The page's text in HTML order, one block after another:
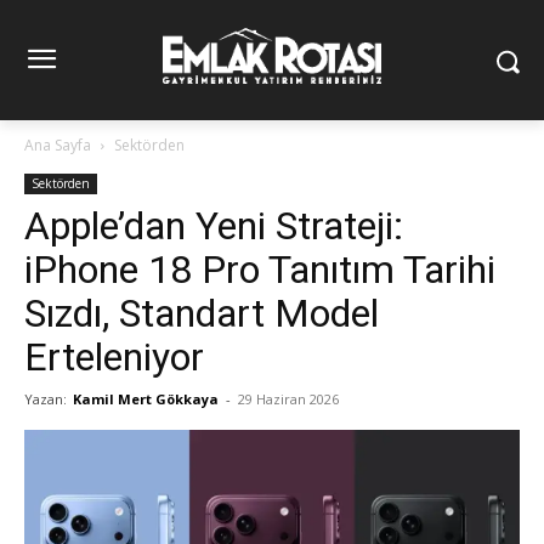
Ana Sayfa Sektörden
Sektörden
Apple’dan Yeni Strateji:
iPhone 18 Pro Tanıtım Tarihi
Sızdı, Standart Model
Erteleniyor
Yazan: Kamil Mert Gökkaya - 29 Haziran 2026